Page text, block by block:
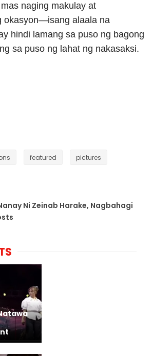
naging makulay at
okasyon—isang alaala na
hindi lamang sa puso ng bagong
sa puso ng lahat ng nakasaksi.
featured pictures
Ni Zeinab Harake, Nagbahagi